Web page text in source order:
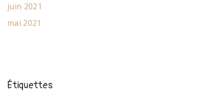
juin 2021
mai 2021
Étiquettes